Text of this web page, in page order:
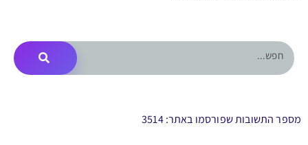
מספר התשובות שפורסמו באתר: 3514